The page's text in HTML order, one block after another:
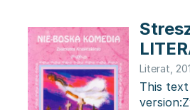
Literat
This